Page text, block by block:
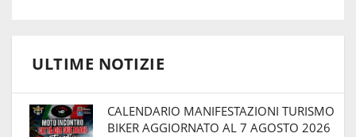
ULTIME NOTIZIE
CALENDARIO MANIFESTAZIONI TURISMO
BIKER AGGIORNATO AL 7 AGOSTO 2026